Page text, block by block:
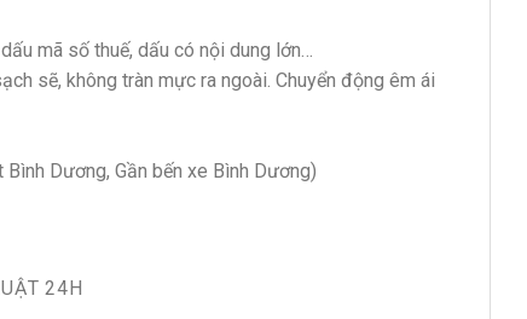
mã số thuế, dấu có nội dung lớn…
sẽ, không tràn mực ra ngoài. Chuyển động êm ái
Dương, Gần bến xe Bình Dương)
24H